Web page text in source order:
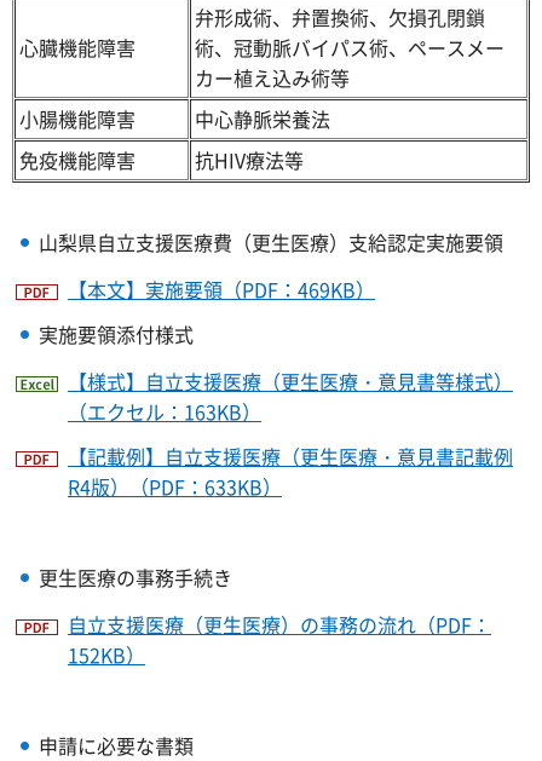
心臓機能障害
弁形成術、弁置換術、欠損孔閉鎖
術、冠動脈バイパス術、ペースメー
カー植え込み術等
小腸機能障害
中心静脈栄養法
免疫機能障害
抗HIV療法等
山梨県自立支援医療費（更生医療）支給認定実施要領
【本文】実施要領（PDF：469KB）
実施要領添付様式
【様式】自立支援医療（更生医療・意見書等様式）
（エクセル：163KB）
【記載例】自立支援医療（更生医療・意見書記載例
R4版）（PDF：633KB）
更生医療の事務手続き
自立支援医療（更生医療）の事務の流れ（PDF：
152KB）
申請に必要な書類